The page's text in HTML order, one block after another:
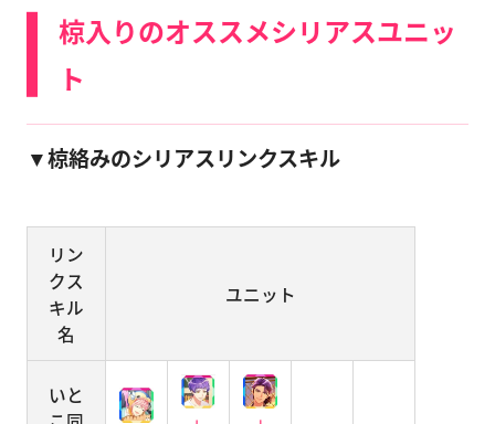
椋入りのオススメシリアスユニッ
ト
▼椋絡みのシリアスリンクスキル
リン
クス
キル
名
ユニット
いと